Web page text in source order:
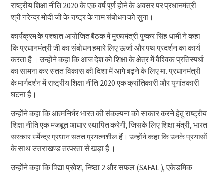
राष्ट्रीय शिक्षा नीति 2020 के एक वर्ष पूर्ण होने के अवसर पर प्रधानमंत्री
श्री नरेन्द्र मोदी जी के राष्ट्र के नाम संबोधन को सुना।
कार्यक्रम के पश्चात आयोजित बैठक में मुख्यमंत्री पुष्कर सिंह धामी ने कहा
कि प्रधानमंत्री जी का संबोधन हमारे लिए ऊर्जा और पथ प्रदर्शन का कार्य
करता है । उन्होंने कहा कि आज देश को शिक्षा के क्षेत्र में वैश्विक प्रतिस्पर्धा
का सामना कर सतत विकास की दिशा में आगे बढ़ने के लिए मा. प्रधानमंत्री
के मार्गदर्शन में राष्ट्रीय शिक्षा नीति 2020 एक क्रांतिकारी और युगांतकारी
घटना है।
उन्होंने कहा कि आत्मनिर्भर भारत की संकल्पना को साकार करने हेतु राष्ट्रीय
शिक्षा नीति एक मजबूत आधार स्थापित करेगी, जिसके लिए शिक्षा मंत्री, भारत
सरकार धर्मेन्द्र प्रधान सतत प्रयत्नशील हैं। उन्होंने कहा कि उनके प्रयासों
के साथ उत्तराखण्ड तत्परता से खड़ा है ।
उन्होंने कहा कि विद्या प्रवेश, निष्ठा 2 और सफल (SAFAL ), एकेडमिक